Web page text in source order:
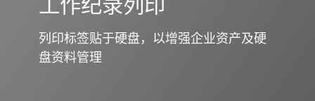
工作纪录列印
列印标签贴于硬盘，以增强企业资产及硬
盘资料管理